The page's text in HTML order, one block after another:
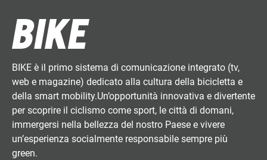
BIKE è il primo sistema di comunicazione integrato (tv,
web e magazine) dedicato alla cultura della bicicletta e
della smart mobility.Un’opportunità innovativa e divertente
per scoprire il ciclismo come sport, le città di domani,
immergersi nella bellezza del nostro Paese e vivere
un’esperienza socialmente responsabile sempre più
green.